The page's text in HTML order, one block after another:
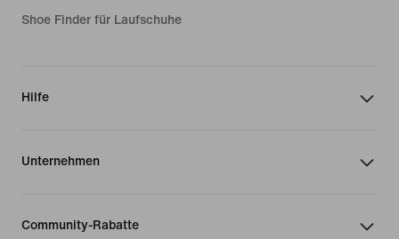
Shoe Finder für Laufschuhe
Hilfe
Unternehmen
Community-Rabatte